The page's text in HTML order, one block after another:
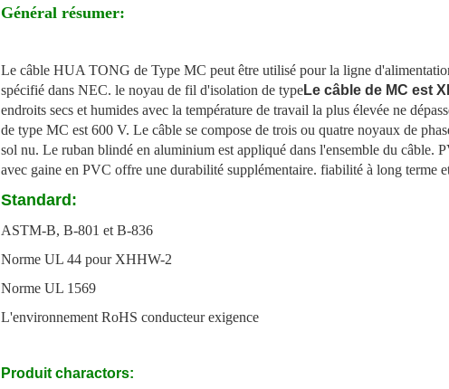
Général résumer:
Le câble HUA TONG de Type MC peut être utilisé pour la ligne
spécifié dans NEC. le noyau de fil d'isolation de typeLe câble de MC est
endroits secs et humides avec la température de travail la plus élevée ne
de type MC est 600 V. Le câble se compose de trois ou quatre noyaux de
sol nu. Le ruban blindé en aluminium est appliqué dans l'ensemble du câble.
avec gaine en PVC offre une durabilité supplémentaire. fiabilité à long terme
Standard:
ASTM-B, B-801 et B-836
Norme UL 44 pour XHHW-2
Norme UL 1569
L'environnement RoHS conducteur exigence
Produit charactors: